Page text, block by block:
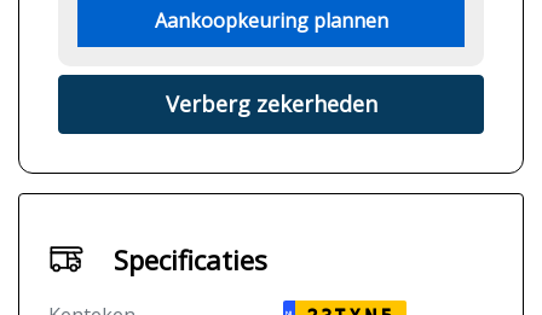
Aankoopkeuring plannen
Verberg zekerheden
Specificaties